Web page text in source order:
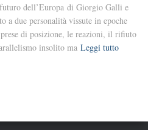
dell’Europa di Giorgio Galli e
a due personalità vissute in epoche
di posizione, le reazioni, il rifiuto
insolito ma Leggi tutto